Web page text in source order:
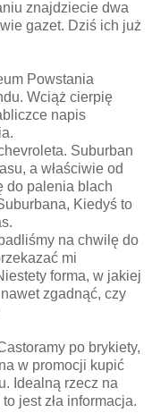
znajdziecie dwa
gazet. Dziś ich już
Powstania
Wciąż cierpię
napis
Suburban
a właściwie od
do palenia blach
Kiedyś to
na chwilę do
mi
forma, w jakiej
zgadnąć, czy
po brykiety,
w promocji kupić
Idealną rzecz na
jest zła informacja.